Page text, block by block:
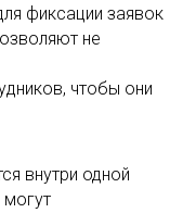
фиксации заявок
не
чтобы они
внутри одной
могут